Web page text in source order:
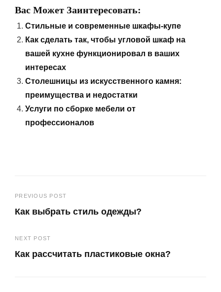
Вас Может Заинтересовать:
Стильные и современные шкафы-купе
Как сделать так, чтобы угловой шкаф на
вашей кухне функционировал в ваших
интересах
Столешницы из искусственного камня:
преимущества и недостатки
Услуги по сборке мебели от
профессионалов
Навигация
по
записям
PREVIOUS POST
Как выбрать стиль одежды?
Post
NEXT POST
Как рассчитать пластиковые окна?